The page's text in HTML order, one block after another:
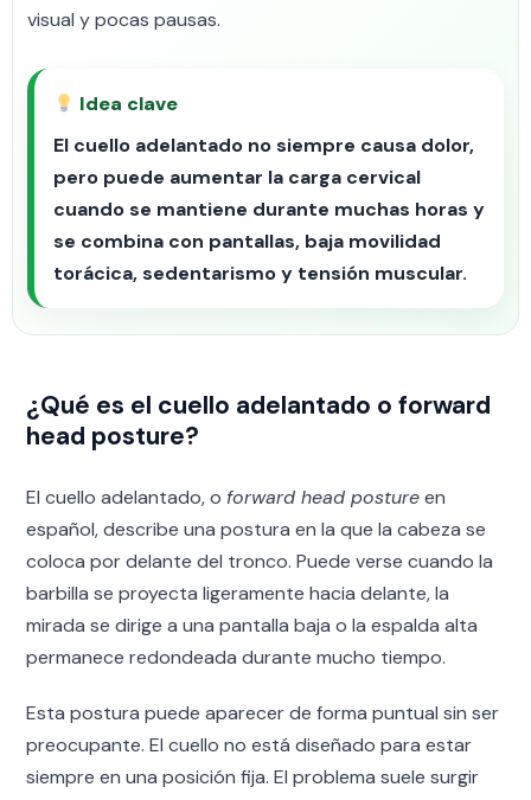
visual y pocas pausas.
Idea clave
El cuello adelantado no siempre causa dolor,
pero puede aumentar la carga cervical
cuando se mantiene durante muchas horas y
se combina con pantallas, baja movilidad
torácica, sedentarismo y tensión muscular.
¿Qué es el cuello adelantado o forward
head posture?
El cuello adelantado, o forward head postureen
español, describe una postura en la que la cabeza se
coloca por delante del tronco. Puede verse cuando la
barbilla se proyecta ligeramente hacia delante, la
mirada se dirige a una pantalla baja o la espalda alta
permanece redondeada durante mucho tiempo.
Esta postura puede aparecer de forma puntual sin ser
preocupante. El cuello no está diseñado para estar
siempre en una posición fija. El problema suele surgir